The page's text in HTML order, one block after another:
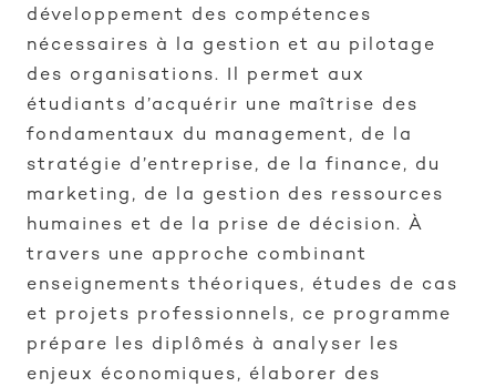
développement des compétences
nécessaires à la gestion et au pilotage
des organisations. Il permet aux
étudiants d’acquérir une maîtrise des
fondamentaux du management, de la
stratégie d’entreprise, de la finance, du
marketing, de la gestion des ressources
humaines et de la prise de décision. À
travers une approche combinant
enseignements théoriques, études de cas
et projets professionnels, ce programme
prépare les diplômés à analyser les
enjeux économiques, élaborer des